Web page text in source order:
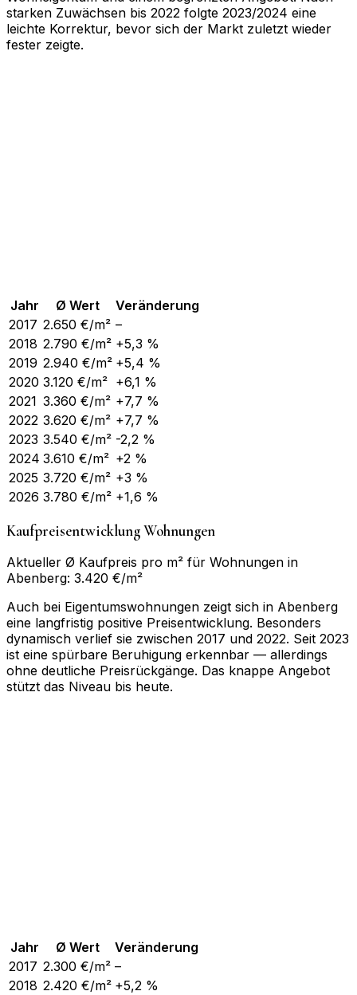
starken Zuwächsen bis 2022 folgte 2023/2024 eine
leichte Korrektur, bevor sich der Markt zuletzt wieder
fester zeigte.
Jahr Ø Wert
Veränderung
2017 2.650 €/m² –
2018 2.790 €/m² +5,3 %
2019 2.940 €/m² +5,4 %
2020 3.120 €/m² +6,1 %
2021 3.360 €/m² +7,7 %
2022 3.620 €/m² +7,7 %
2023 3.540 €/m² -2,2 %
2024 3.610 €/m² +2 %
2025 3.720 €/m² +3 %
2026 3.780 €/m² +1,6 %
Kaufpreisentwicklung Wohnungen
Aktueller Ø Kaufpreis pro m² für Wohnungen in
Abenberg: 3.420 €/m²
Auch bei Eigentumswohnungen zeigt sich in Abenberg
eine langfristig positive Preisentwicklung. Besonders
dynamisch verlief sie zwischen 2017 und 2022. Seit 2023
ist eine spürbare Beruhigung erkennbar — allerdings
ohne deutliche Preisrückgänge. Das knappe Angebot
stützt das Niveau bis heute.
Jahr Ø Wert
Veränderung
2017 2.300 €/m² –
2018 2.420 €/m² +5,2 %